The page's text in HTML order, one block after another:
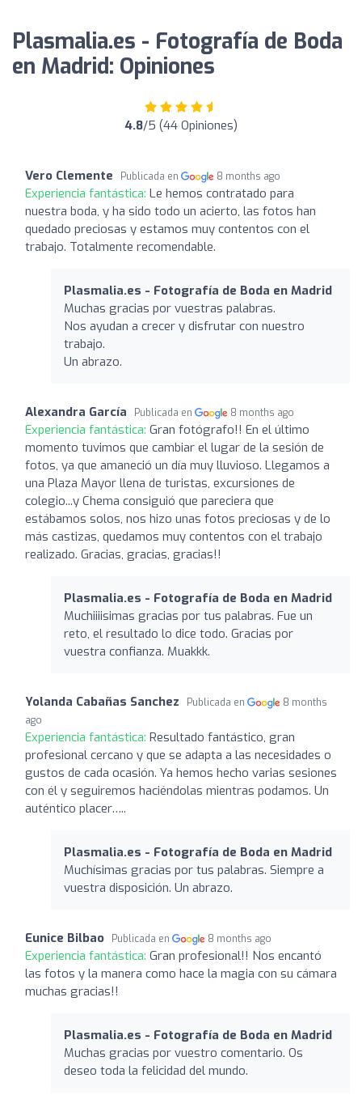
Plasmalia.es - Fotografía de Boda
en Madrid: Opiniones
4.8/5 (44 Opiniones)
Vero Clemente Publicada en 8 months ago
Experiencia fantástica: Le hemos contratado para
nuestra boda, y ha sido todo un acierto, las fotos han
quedado preciosas y estamos muy contentos con el
trabajo. Totalmente recomendable.
Plasmalia.es - Fotografía de Boda en Madrid
Muchas gracias por vuestras palabras.
Nos ayudan a crecer y disfrutar con nuestro
trabajo.
Un abrazo.
Alexandra García Publicada en 8 months ago
Experiencia fantástica: Gran fotógrafo!! En el último
momento tuvimos que cambiar el lugar de la sesión de
fotos, ya que amaneció un día muy lluvioso. Llegamos a
una Plaza Mayor llena de turistas, excursiones de
colegio...y Chema consiguió que pareciera que
estábamos solos, nos hizo unas fotos preciosas y de lo
más castizas, quedamos muy contentos con el trabajo
realizado. Gracias, gracias, gracias!!
Plasmalia.es - Fotografía de Boda en Madrid
Muchiiiisimas gracias por tus palabras. Fue un
reto, el resultado lo dice todo. Gracias por
vuestra confianza. Muakkk.
Yolanda Cabañas Sanchez Publicada en
8 months
ago
Experiencia fantástica: Resultado fantástico, gran
profesional cercano y que se adapta a las necesidades o
gustos de cada ocasión. Ya hemos hecho varias sesiones
con él y seguiremos haciéndolas mientras podamos. Un
auténtico placer…..
Plasmalia.es - Fotografía de Boda en Madrid
Muchísimas gracias por tus palabras. Siempre a
vuestra disposición. Un abrazo.
Eunice Bilbao Publicada en 8 months ago
Experiencia fantástica: Gran profesional!! Nos encantó
las fotos y la manera como hace la magia con su cámara
muchas gracias!!
Plasmalia.es - Fotografía de Boda en Madrid
Muchas gracias por vuestro comentario. Os
deseo toda la felicidad del mundo.